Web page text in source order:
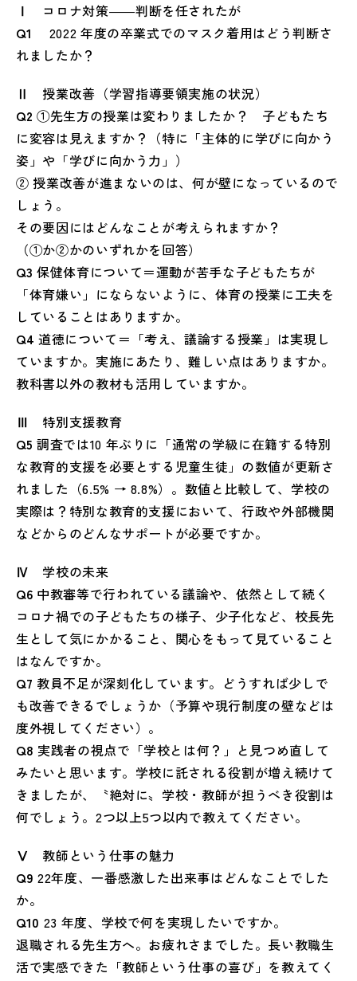
Ⅰ
コロナ対策――判断を任されたが
Q1 2022 年度の卒業式でのマスク着用はどう判断さ
れましたか？
Ⅱ
授業改善（学習指導要領実施の状況）
Q2 ①先生方の授業は変わりましたか？ 子どもたち
に変容は見えますか？（特に「主体的に学びに向かう
姿」や「学びに向かう力」）
② 授業改善が進まないのは、何が壁になっているので
しょう。
その要因にはどんなことが考えられますか？
（①か②かのいずれかを回答）
Q3 保健体育について＝運動が苦手な子どもたちが
「体育嫌い」にならないように、体育の授業に工夫を
していることはありますか。
Q4 道徳について＝「考え、議論する授業」は実現し
ていますか。実施にあたり、難しい点はありますか。
教科書以外の教材も活用していますか。
Ⅲ
特別支援教育
Q5 調査では10 年ぶりに「通常の学級に在籍する特別
な教育的支援を必要とする児童生徒」の数値が更新さ
れました（6.5% → 8.8%）。数値と比較して、学校の
実際は？特別な教育的支援において、行政や外部機関
などからのどんなサポートが必要ですか。
Ⅳ 学校の未来
Q6 中教審等で行われている議論や、依然として続く
コロナ禍での子どもたちの様子、少子化など、校長先
生として気にかかること、関心をもって見ていること
はなんですか。
Q7 教員不足が深刻化しています。どうすれば少しで
も改善できるでしょうか（予算や現行制度の壁などは
度外視してください）。
Q8 実践者の視点で「学校とは何？」と見つめ直して
みたいと思います。学校に託される役割が増え続けて
きましたが、〝絶対に〟学校・教師が担うべき役割は
何でしょう。2つ以上5つ以内で教えてください。
Ⅴ
教師という仕事の魅力
Q9 22年度、一番感激した出来事はどんなことでした
か。
Q10 23 年度、学校で何を実現したいですか。
退職される先生方へ。お疲れさまでした。長い教職生
活で実感できた「教師という仕事の喜び」を教えてく